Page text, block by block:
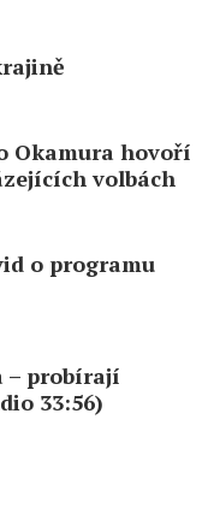
Okamura hovoří
volbách
o programu
– probírají
33:56)